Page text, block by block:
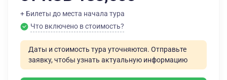
+ Билеты до места начала тура
Что включено в стоимость?
Даты и стоимость тура уточняются. Отправьте
заявку, чтобы узнать актуальную информацию